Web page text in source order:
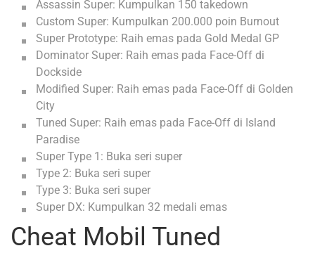
Assassin Super: Kumpulkan 150 takedown
Custom Super: Kumpulkan 200.000 poin Burnout
Super Prototype: Raih emas pada Gold Medal GP
Dominator Super: Raih emas pada Face-Off di
Dockside
Modified Super: Raih emas pada Face-Off di Golden
City
Tuned Super: Raih emas pada Face-Off di Island
Paradise
Super Type 1: Buka seri super
Type 2: Buka seri super
Type 3: Buka seri super
Super DX: Kumpulkan 32 medali emas
Cheat Mobil Tuned